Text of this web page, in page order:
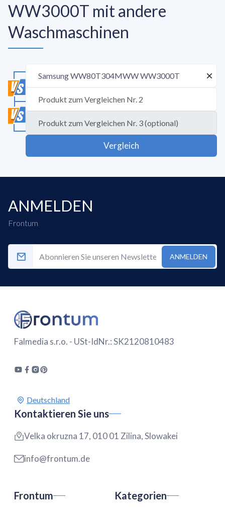
WW3000T mit andere
Waschmaschinen
Vergleich
ANMELDEN
Frontum
ANMELDEN
Falmedia s.r.o. - USt-IdNr.: SK2120810483
Kontaktieren Sie uns
Velka okruzna 17, 010 01 Zilina, Slowakei
info@frontum.de
Frontum Kategorien